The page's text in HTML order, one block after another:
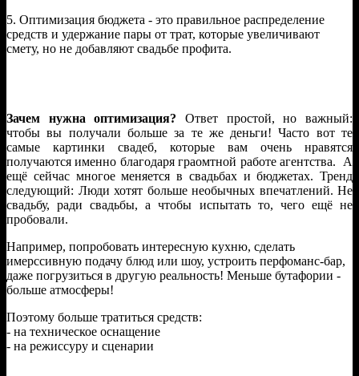
5. Оптимизация бюджета - это правильное распределение
средств и удержание пары от трат, которые увеличивают
смету, но не добавляют свадьбе профита.
Зачем нужна оптимизация? Ответ простой, но важный:
чтобы вы получали больше за те же деньги! Часто вот те
самые картинки свадеб, которые вам очень нравятся
получаются именно благодаря граомтной работе агентства. А
ещё сейчас многое меняется в свадьбах и бюджетах. Тренд
следующий: Люди хотят больше необычных впечатлений. Не
свадьбу, ради свадьбы, а чтобы испытать то, чего ещё не
пробовали.
Например, попробовать интересную кухню, сделать
имерссивную подачу блюд или шоу, устроить перфоманс-бар,
даже погрузиться в другую реальность! Меньше бутафории -
больше атмосферы!
Поэтому больше тратиться средств:
- на техническое оснащение
- на режиссуру и сценарии